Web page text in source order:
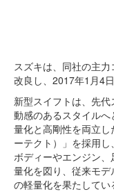
スズキは、同社の主
改良し、2017年1月4日
新型スイフトは、先
動感のあるスタイル
量化と高剛性を両立
ーテクト）」を採用し
ボディーやエンジン
量化を図り、従来モデ
の軽量化を果たしてい